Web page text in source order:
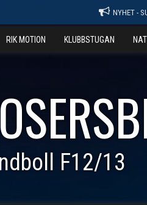
NYHET -
RIK MOTION KLUBBSTUGAN
F12/13